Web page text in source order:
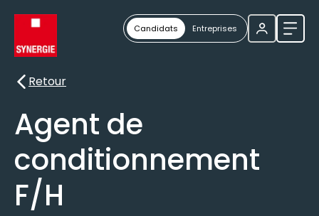
Candidats Entreprises
Retour
Retour
Agent de
conditionnement
F/H